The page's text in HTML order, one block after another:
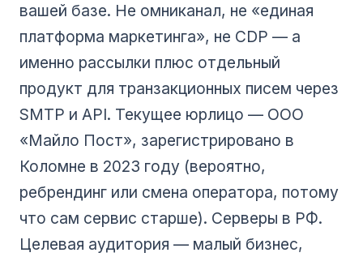
вашей базе. Не омниканал, не «единая
платформа маркетинга», не CDP — а
именно рассылки плюс отдельный
продукт для транзакционных писем через
SMTP и API. Текущее юрлицо — ООО
«Майло Пост», зарегистрировано в
Коломне в 2023 году (вероятно,
ребрендинг или смена оператора, потому
что сам сервис старше). Серверы в РФ.
Целевая аудитория — малый бизнес,